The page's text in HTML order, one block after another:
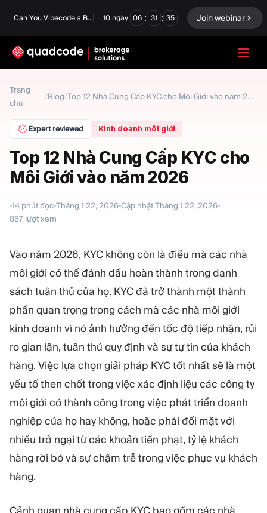
Can You Vibecode a Brokerage Platform? 10 ngày 06 : 31 : 34 Join webinar
Trang
chủ
/
Blog / Top 12 Nhà Cung Cấp KYC cho Môi Giới vào năm 2026
Expert reviewed Kinh doanh môi giới
Top 12 Nhà Cung Cấp KYC cho
Môi Giới vào năm 2026
14 phút đọc Tháng 1 22, 2026 Cập nhậtTháng 1 22, 2026
867 lượt xem
Vào năm 2026, KYC không còn là điều mà các nhà
môi giới có thể đánh dấu hoàn thành trong danh
sách tuân thủ của họ. KYC đã trở thành một thành
phần quan trọng trong cách mà các nhà môi giới
kinh doanh vì nó ảnh hưởng đến tốc độ tiếp nhận, rủi
ro gian lận, tuân thủ quy định và sự tự tin của khách
hàng. Việc lựa chọn giải pháp KYC tốt nhất sẽ là một
yếu tố then chốt trong việc xác định liệu các công ty
môi giới có thành công trong việc phát triển doanh
nghiệp của họ hay không, hoặc phải đối mặt với
nhiều trở ngại từ các khoản tiền phạt, tỷ lệ khách
hàng rời bỏ và sự chậm trễ trong việc phục vụ khách
hàng.
Cảnh quan nhà cung cấp KYC bao gồm các nhà
Giải pháp chìa khóa trao
tay
Ngoại hối/CFD
Quyền chọn nhị phân
toán bù trừ
MÔ-ĐUN
Sàn giao dịch Hậu cần
TÀI NGUYÊN
Hướng dẫn tiếp thị
Blog
Thuật ngữ
Công cụ tính lợi nhuận
Kế hoạch kinh doanh
THÊM
Giới thiệu về Quadcode
Đội ngũ
Sự kiện
Tin tức công ty
Nghề nghiệp
Bền vững
THEO DÕI CHÚNG TÔI